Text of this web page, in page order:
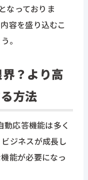
なっておりま
容を盛り込むこ
。
？より高
方法
応答機能は多く
ジネスが成長し
能が必要になっ